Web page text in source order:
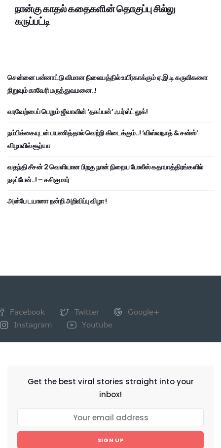
நான்கு காதல் கதைகளின் தொகுப்பு சில்லு
கருப்பட்டி
சென்னை பன்னாட்டு விமான நிலையத்தில் உயிர்காக்கும் ஏ.இ.டி கருவிகளை
நிறுவும் காவேரி மருத்துவமனை..!
வரவேற்பைப் பெறும் ஜீவாவின் ‘தகப்பன்’ ஃபர்ஸ்ட் லுக்!
நம்பிக்கையுடன் பயணித்தால் வெற்றி கிடைக்கும்..! ‘விஸ்வநாத் & சன்ஸ்’
விழாவில் சூர்யா
வதந்தி சீசன் 2 வெளியான பிறகு நான் நிறைய போலீஸ் கதாபாத்திரங்களில்
நடிப்பேன்..! – சசிகுமார்
அன்பே டயானா நன்றி அறிவிப்பு விழா !
Facebook Twitter
Google+
Instagram
Youtube
Get the best viral stories straight into your
inbox!
SIGN UP